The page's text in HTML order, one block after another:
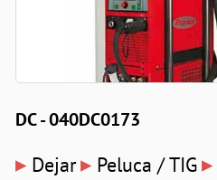
DC - 040DC0173
▸ Dejar▸ Peluca / TIG▸